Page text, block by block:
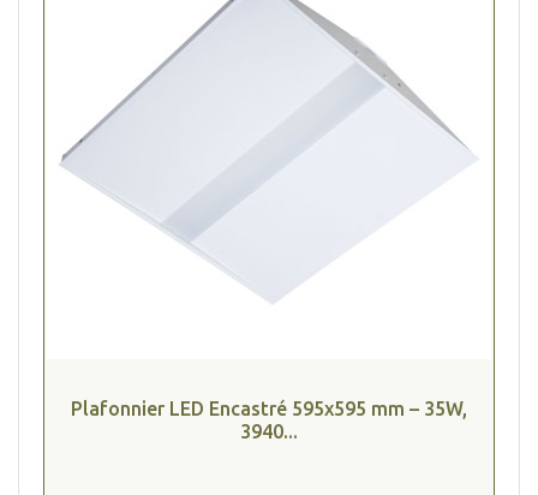
Plafonnier LED Encastré 595x595 mm – 35W,
3940...